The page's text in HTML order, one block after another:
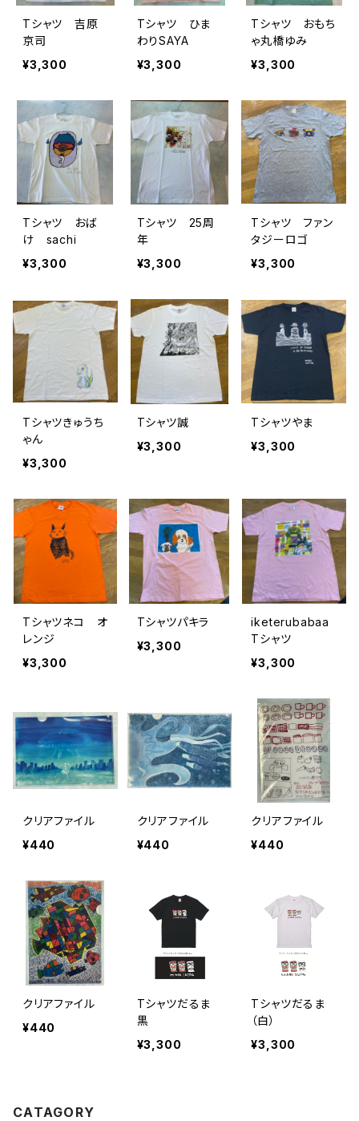
Tシャツ 吉原
京司
¥3,300
Tシャツ ひま
わりSAYA
¥3,300
Tシャツ おもち
ゃ丸橋ゆみ
¥3,300
Tシャツ おば
け sachi
¥3,300
Tシャツ 25周
年
¥3,300
Tシャツ ファン
タジーロゴ
¥3,300
Tシャツきゅうち
ゃん
¥3,300
Tシャツ誠
¥3,300
Tシャツやま
¥3,300
Tシャツネコ オ
レンジ
¥3,300
Tシャツパキラ
¥3,300
iketerubabaa
Tシャツ
¥3,300
クリアファイル
¥440
クリアファイル
¥440
クリアファイル
¥440
クリアファイル
¥440
Tシャツだるま
黒
¥3,300
Tシャツだるま
（白）
¥3,300
CATAGORY